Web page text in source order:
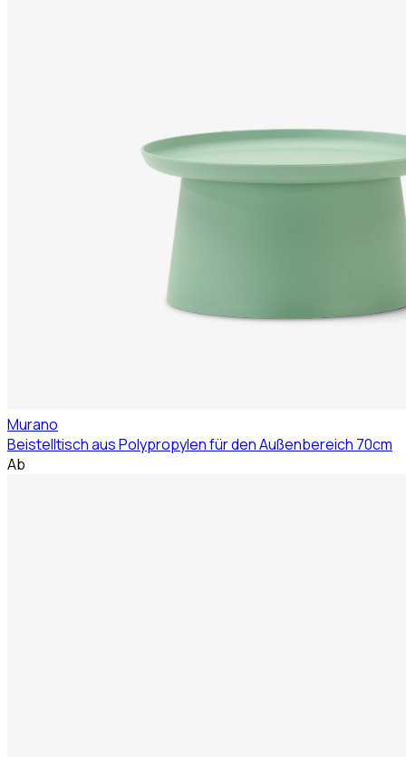
Murano
Beistelltisch aus Polypropylen für den Außenbereich 70cm
Ab